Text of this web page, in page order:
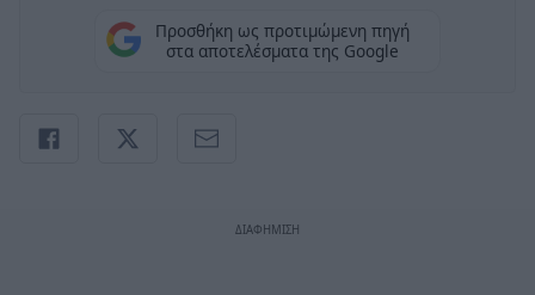
Προσθήκη ως προτιμώμενη πηγή
στα αποτελέσματα της Google